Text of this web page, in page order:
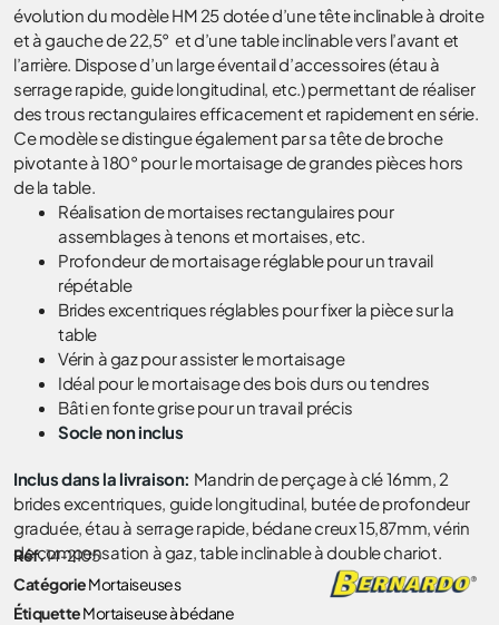
évolution du modèle HM 25 dotée d’une tête inclinable à droite
et à gauche de 22,5° et d’une table inclinable vers l’avant et
l’arrière. Dispose d’un large éventail d’accessoires (étau à
serrage rapide, guide longitudinal, etc.) permettant de réaliser
des trous rectangulaires efficacement et rapidement en série.
Ce modèle se distingue également par sa tête de broche
pivotante à 180° pour le mortaisage de grandes pièces hors
de la table.
Réalisation de mortaises rectangulaires pour
assemblages à tenons et mortaises, etc.
Profondeur de mortaisage réglable pour un travail
répétable
Brides excentriques réglables pour fixer la pièce sur la
table
Vérin à gaz pour assister le mortaisage
Idéal pour le mortaisage des bois durs ou tendres
Bâti en fonte grise pour un travail précis
Socle non inclus
Inclus dans la livraison: Mandrin de perçage à clé 16mm, 2
brides excentriques, guide longitudinal, butée de profondeur
graduée, étau à serrage rapide, bédane creux 15,87mm, vérin
de compensation à gaz, table inclinable à double chariot.
Réf.14-2105
CatégorieMortaiseuses
ÉtiquetteMortaiseuse à bédane